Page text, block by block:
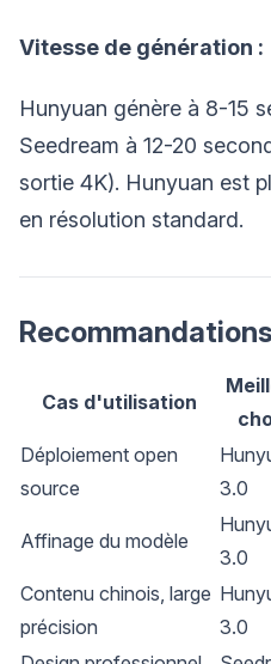
Vitesse de génération :
Hunyuan génère à 8-15
Seedream à 12-20
sortie 4K). Hunyuan est
en résolution standard.
Cas d'utilisation
Déploiement open
source
3.0
Affinage du modèle
3.0
Contenu chinois, large
précision
3.0